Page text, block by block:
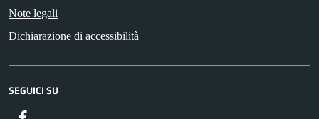
Note legali
Dichiarazione di accessibilità
SEGUICI SU